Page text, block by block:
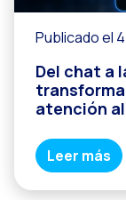
Publicado el
Del chat a
atención
Leer más